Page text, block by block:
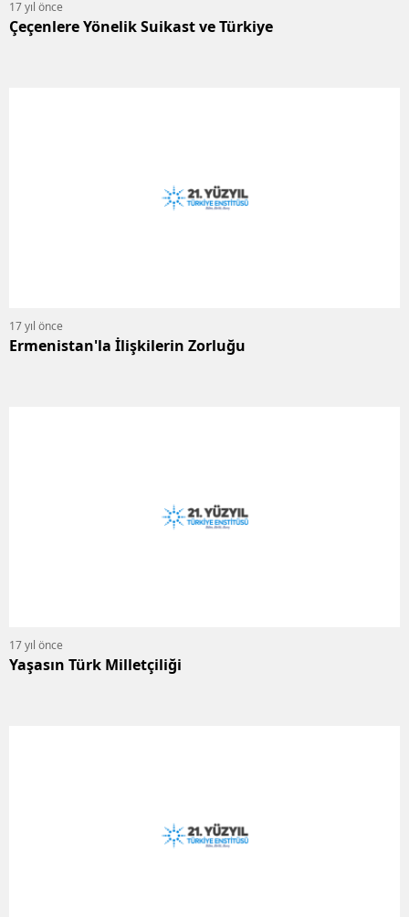
17 yıl önce
Çeçenlere Yönelik Suikast ve Türkiye
17 yıl önce
Ermenistan'la İlişkilerin Zorluğu
17 yıl önce
Yaşasın Türk Milletçiliği